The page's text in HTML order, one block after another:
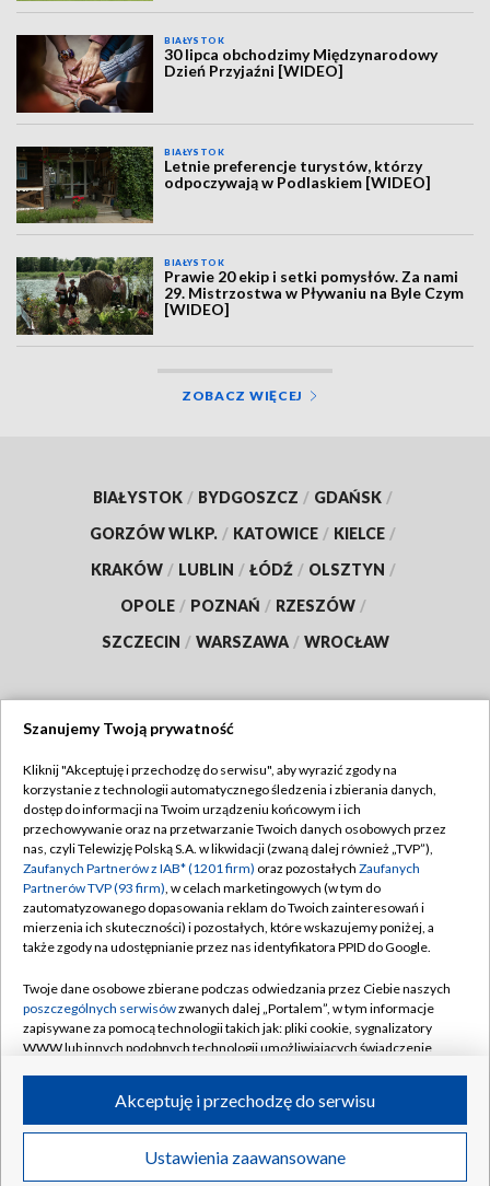
BIAŁYSTOK
30 lipca obchodzimy Międzynarodowy
Dzień Przyjaźni [WIDEO]
BIAŁYSTOK
Letnie preferencje turystów, którzy
odpoczywają w Podlaskiem [WIDEO]
BIAŁYSTOK
Prawie 20 ekip i setki pomysłów. Za nami
29. Mistrzostwa w Pływaniu na Byle Czym
[WIDEO]
ZOBACZ WIĘCEJ
BIAŁYSTOK / BYDGOSZCZ / GDAŃSK /
GORZÓW WLKP. / KATOWICE / KIELCE /
KRAKÓW / LUBLIN / ŁÓDŹ / OLSZTYN /
OPOLE / POZNAŃ / RZESZÓW /
SZCZECIN / WARSZAWA / WROCŁAW
TVP
Abonament TVP
Emisja w TVP
Centrum informacji TVP
Naziemna Telewizja Cyfrowa
Rada Programowa
System NOS
Informacje o nadawcy
Program dla prasy
Ogłoszenie przetargowe
Regulamin TVP
Polityka prywatności
Moje zgody
Pomoc
Kontakt
Kanały
©2026 Telewizja Polska S.A. w likwidacji
Szanujemy Twoją prywatność
Kliknij "Akceptuję i przechodzę do serwisu", aby wyrazić zgody na
korzystanie z technologii automatycznego śledzenia i zbierania danych,
dostęp do informacji na Twoim urządzeniu końcowym i ich
przechowywanie oraz na przetwarzanie Twoich danych osobowych przez
nas, czyli Telewizję Polską S.A. w likwidacji (zwaną dalej również „TVP”),
Zaufanych Partnerów z IAB* (1201 firm) oraz pozostałych Zaufanych
Partnerów TVP (93 firm), w celach marketingowych (w tym do
zautomatyzowanego dopasowania reklam do Twoich zainteresowań i
mierzenia ich skuteczności) i pozostałych, które wskazujemy poniżej, a
także zgody na udostępnianie przez nas identyfikatora PPID do Google.
Twoje dane osobowe zbierane podczas odwiedzania przez Ciebie naszych
poszczególnych serwisówzwanych dalej „Portalem”, w tym informacje
zapisywane za pomocą technologii takich jak: pliki cookie, sygnalizatory
WWW lub innych podobnych technologii umożliwiających świadczenie
ruchu w Internecie.
Twoje dane osobowe zbierane podczas odwiedzania przez Ciebie
poszczególnych serwisówna Portalu, takie jak adresy IP, identyfikatory
Ustawienia zaawansowane
Akceptuję i przechodzę do serwisu